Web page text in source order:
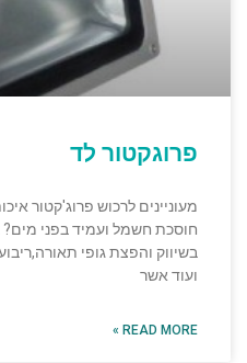
פרוגקטור לד
מעוניינים לרכוש פרוג'קטור
חוסכת חשמל ועמיד בפני
בשיווק והפצת גופי
ועוד אשר
READ MORE »